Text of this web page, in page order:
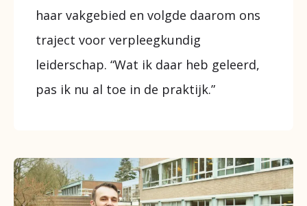
haar vakgebied en volgde daarom ons
traject voor verpleegkundig
leiderschap. “Wat ik daar heb geleerd,
pas ik nu al toe in de praktijk.”